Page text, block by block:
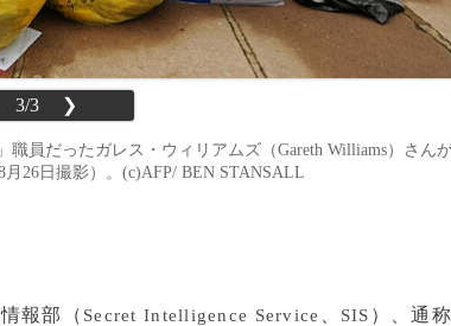
3/3 ❯
職員だったガレス・ウィリアムズ（Gareth Williams）さん
26日撮影）。(c)AFP/ BEN STANSALL
報部（ Secret Intelligence Service SIS ）、通